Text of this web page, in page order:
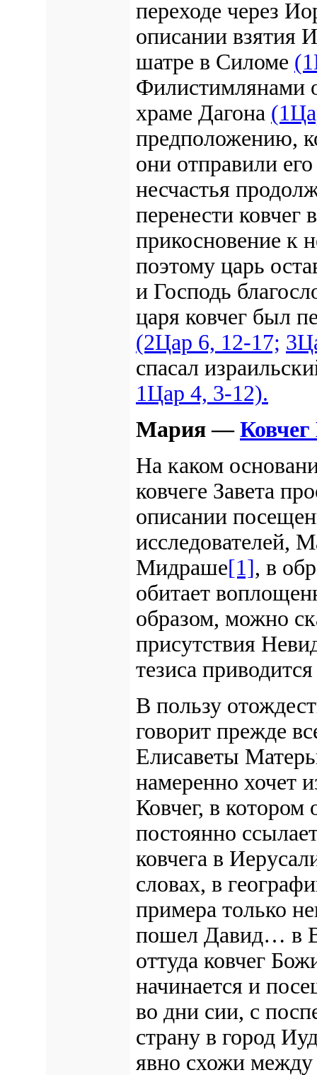
переходе через
описании взятия
шатре в Силоме
Филистимлянами
храме Дагона
предположению,
они отправили
несчастья
перенести ковчег
прикосновение к
поэтому царь
и Господь
царя ковчег был
(2Цар 6, 12-17;
спасал
1Цар 4, 3-12).
Мария — Ковчег
На каком
ковчеге Завета
описании
исследователей,
Мидраше[1], в
обитает
образом, можно
присутствия
тезиса
В пользу
говорит прежде
Елисаветы
намеренно хочет
Ковчег, в
постоянно
ковчега в
словах, в
примера только
пошел Давид… в
оттуда ковчег
начинается и
во дни сии, с
страну в город
явно схожи между